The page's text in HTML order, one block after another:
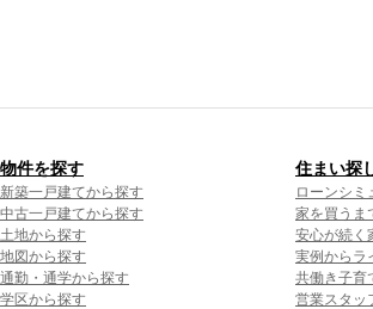
物件を探す
新築一戸建てから探す
中古一戸建てから探す
土地から探す
地図から探す
通勤・通学から探す
学区から探す
住まい探
ローンシミ
家を買うま
安心が続く
実例からラ
共働き子育
営業スタッ